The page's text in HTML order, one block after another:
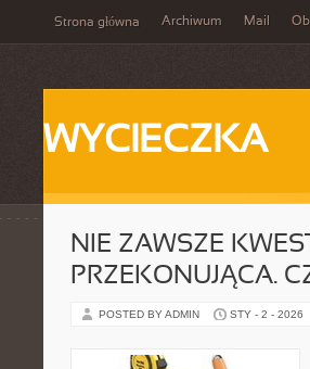
Strona główna Archiwum Mail
WYCIECZKA
NIE ZAWSZE
PRZEKONUJĄCA.
POSTED BY ADMIN STY - 2 - 2026